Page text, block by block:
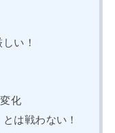
い！
化
は戦わない！